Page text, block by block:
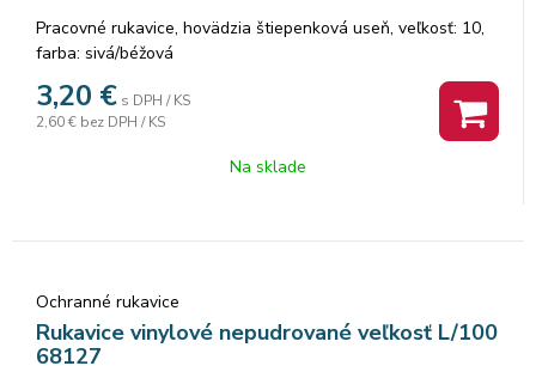
Pracovné rukavice, hovädzia štiepenková useň, veľkosť: 10,
farba: sivá/béžová
3,20 € s DPH / KS
2,60 € bez DPH / KS
Na sklade
Ochranné rukavice
Rukavice vinylové nepudrované veľkosť L/100
68127